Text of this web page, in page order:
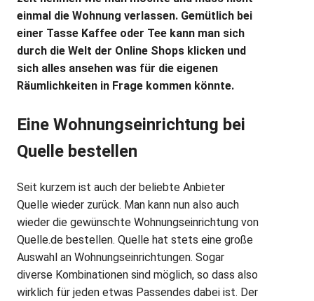
einmal die Wohnung verlassen. Gemütlich bei
einer Tasse Kaffee oder Tee kann man sich
durch die Welt der Online Shops klicken und
sich alles ansehen was für die eigenen
Räumlichkeiten in Frage kommen könnte.
Eine Wohnungseinrichtung bei
Quelle bestellen
Seit kurzem ist auch der beliebte Anbieter
Quelle wieder zurück. Man kann nun also auch
wieder die gewünschte Wohnungseinrichtung von
Quelle.de bestellen. Quelle hat stets eine große
Auswahl an Wohnungseinrichtungen. Sogar
diverse Kombinationen sind möglich, so dass also
wirklich für jeden etwas Passendes dabei ist. Der